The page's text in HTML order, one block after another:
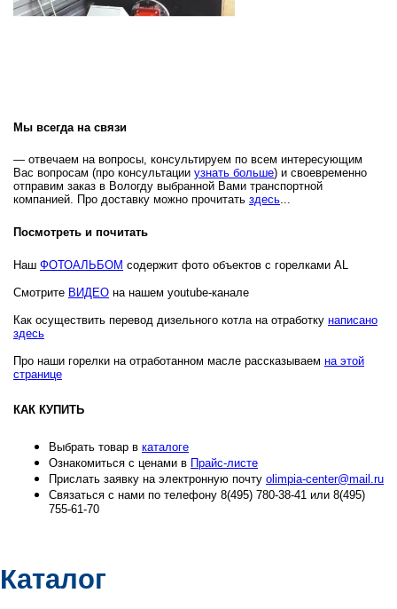
Мы всегда на связи
— отвечаем на вопросы, консультируем по всем интересующим
Вас вопросам (про консультации узнать больше) и своевременно
отправим заказ в Вологду выбранной Вами транспортной
компанией. Про доставку можно прочитать здесь...
Посмотреть и почитать
Наш ФОТОАЛЬБОМ содержит фото объектов с горелками AL
Смотрите ВИДЕО на нашем youtube-канале
Как осуществить перевод дизельного котла на отработку написано
здесь
Про наши горелки на отработанном масле рассказываем на этой
странице
КАК КУПИТЬ
Выбрать товар в каталоге
Ознакомиться с ценами в Прайс-листе
Прислать заявку на электронную почту olimpia-center@mail.ru
Связаться с нами по телефону 8(495) 780-38-41 или 8(495)
755-61-70
Каталог